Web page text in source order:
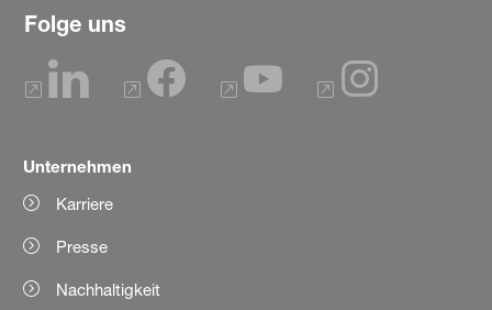
Folge uns
Unternehmen
Karriere
Presse
Nachhaltigkeit